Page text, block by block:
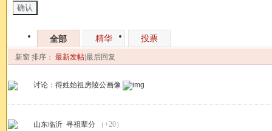
确认
全部 精华 投票
新窗 排序： 最新发帖|最后回复
讨论：得姓始祖房陵公画像
山东临沂 寻祖辈分 （+20）